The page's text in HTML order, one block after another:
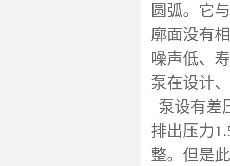
圆弧。它
廓面没有
噪声低、
泵在设计
泵设有差
排出压力
整。但是